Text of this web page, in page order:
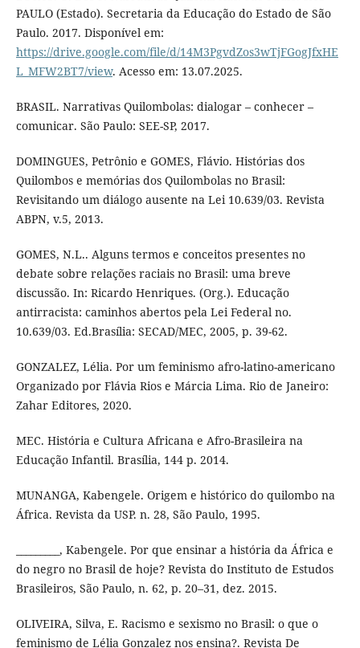
PAULO (Estado). Secretaria da Educação do Estado de São
Paulo. 2017. Disponível em:
https://drive.google.com/file/d/14M3PgvdZos3wTjFGogJfxHE
L_MFW2BT7/view. Acesso em: 13.07.2025.
BRASIL. Narrativas Quilombolas: dialogar – conhecer –
comunicar. São Paulo: SEE-SP, 2017.
DOMINGUES, Petrônio e GOMES, Flávio. Histórias dos
Quilombos e memórias dos Quilombolas no Brasil:
Revisitando um diálogo ausente na Lei 10.639/03. Revista
ABPN, v.5, 2013.
GOMES, N.L.. Alguns termos e conceitos presentes no
debate sobre relações raciais no Brasil: uma breve
discussão. In: Ricardo Henriques. (Org.). Educação
antirracista: caminhos abertos pela Lei Federal no.
10.639/03. Ed.Brasília: SECAD/MEC, 2005, p. 39-62.
GONZALEZ, Lélia. Por um feminismo afro-latino-americano
Organizado por Flávia Rios e Márcia Lima. Rio de Janeiro:
Zahar Editores, 2020.
MEC. História e Cultura Africana e Afro-Brasileira na
Educação Infantil. Brasília, 144 p. 2014.
MUNANGA, Kabengele. Origem e histórico do quilombo na
África. Revista da USP. n. 28, São Paulo, 1995.
_________, Kabengele. Por que ensinar a história da África e
do negro no Brasil de hoje? Revista do Instituto de Estudos
Brasileiros, São Paulo, n. 62, p. 20–31, dez. 2015.
OLIVEIRA, Silva, E. Racismo e sexismo no Brasil: o que o
feminismo de Lélia Gonzalez nos ensina?. Revista De